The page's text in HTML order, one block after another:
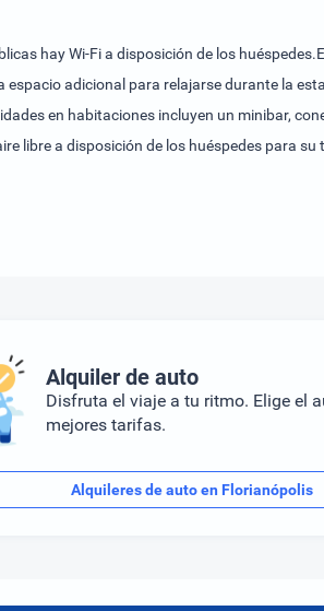
hay Wi-Fi a disposición de los
adicional para relajarse durante la
en habitaciones incluyen un minibar,
libre a disposición de los huéspedes para su
Alquiler de auto
Disfruta el viaje a tu ritmo. Elige el
mejores tarifas.
Alquileres de auto en Florianópolis